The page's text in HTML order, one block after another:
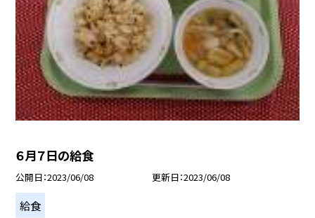
６月７日の給食
公開日 2023/06/08 更新日 2023/06/08
給食